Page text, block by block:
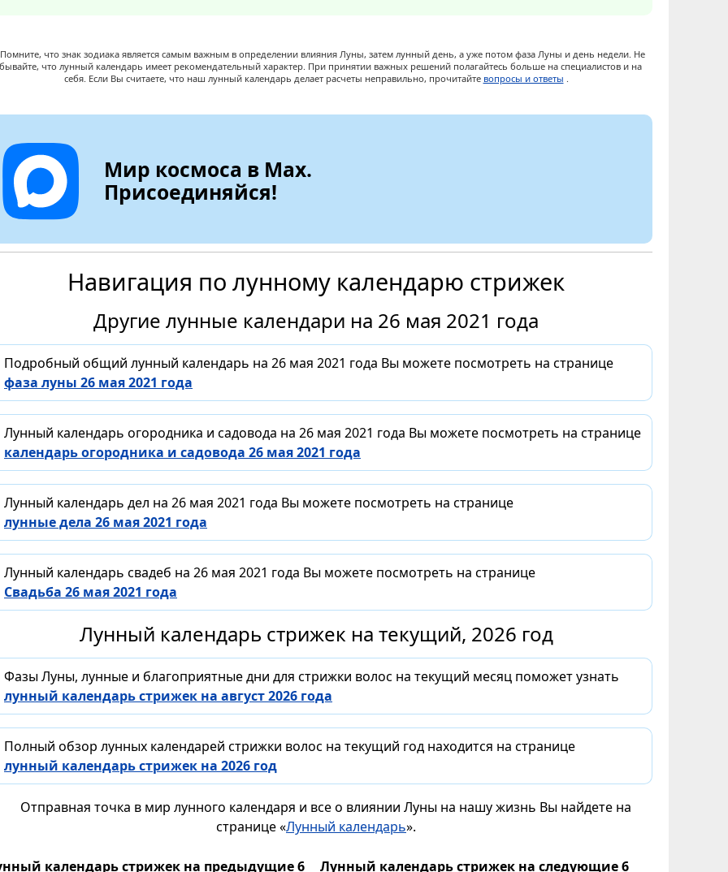
Помните, что знак зодиака является самым важным в определении влияния Луны, затем лунный день, а уже потом фаза Луны и день недели. Не
что лунный календарь имеет рекомендательный характер. При принятии важных решений полагайтесь больше на специалистов и на
себя. Если Вы считаете, что наш лунный календарь делает расчеты неправильно, прочитайте вопросы и ответы .
Мир космоса в Max.
Присоединяйся!
Навигация по лунному календарю стрижек
Другие лунные календари на 26 мая 2021 года
Подробный общий лунный календарь на 26 мая 2021 года Вы можете посмотреть на странице
фаза луны 26 мая 2021 года
Лунный календарь огородника и садовода на 26 мая 2021 года Вы можете посмотреть на странице
календарь огородника и садовода 26 мая 2021 года
Лунный календарь дел на 26 мая 2021 года Вы можете посмотреть на странице
лунные дела 26 мая 2021 года
Лунный календарь свадеб на 26 мая 2021 года Вы можете посмотреть на странице
Свадьба 26 мая 2021 года
Лунный календарь стрижек на текущий, 2026 год
Фазы Луны, лунные и благоприятные дни для стрижки волос на текущий месяц поможет узнать
лунный календарь стрижек на август 2026 года
Полный обзор лунных календарей стрижки волос на текущий год находится на странице
лунный календарь стрижек на 2026 год
Отправная точка в мир лунного календаря и все о влиянии Луны на нашу жизнь Вы найдете на
странице «Лунный календарь».
календарь стрижек на предыдущие 6 Лунный календарь стрижек на следующие 6